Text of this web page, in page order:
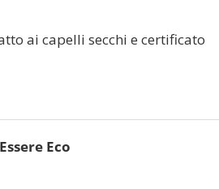
ai capelli secchi e certificato
Eco